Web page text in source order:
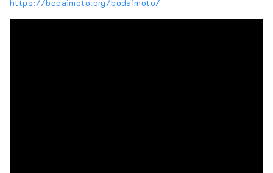
https://bodaimoto.org/bodaimoto/